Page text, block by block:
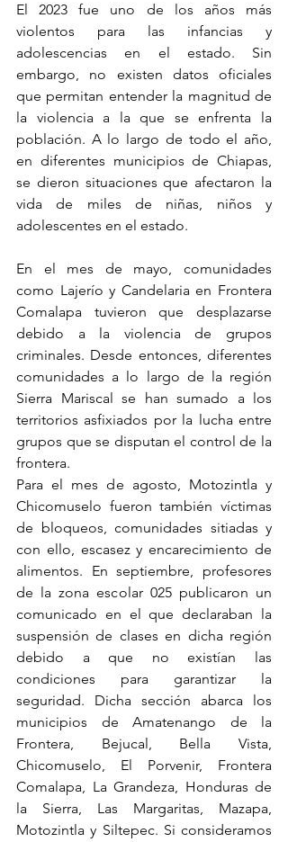
El 2023 fue uno de los años más
violentos para las infancias y
adolescencias en el estado. Sin
embargo, no existen datos oficiales
que permitan entender la magnitud de
la violencia a la que se enfrenta la
población. A lo largo de todo el año,
en diferentes municipios de Chiapas,
se dieron situaciones que afectaron la
vida de miles de niñas, niños y
adolescentes en el estado.
En el mes de mayo, comunidades
como Lajerío y Candelaria en Frontera
Comalapa tuvieron que desplazarse
debido a la violencia de grupos
criminales. Desde entonces, diferentes
comunidades a lo largo de la región
Sierra Mariscal se han sumado a los
territorios asfixiados por la lucha entre
grupos que se disputan el control de la
frontera.
Para el mes de agosto, Motozintla y
Chicomuselo fueron también víctimas
de bloqueos, comunidades sitiadas y
con ello, escasez y encarecimiento de
alimentos. En septiembre, profesores
de la zona escolar 025 publicaron un
comunicado en el que declaraban la
suspensión de clases en dicha región
debido a que no existían las
condiciones para garantizar la
seguridad. Dicha sección abarca los
municipios de Amatenango de la
Frontera, Bejucal, Bella Vista,
Chicomuselo, El Porvenir, Frontera
Comalapa, La Grandeza, Honduras de
la Sierra, Las Margaritas, Mazapa,
Motozintla y Siltepec. Si consideramos